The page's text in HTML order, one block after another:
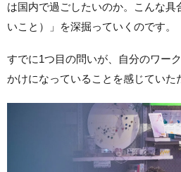
は国内で過ごしたいのか。こんな具
いこと）」を深掘っていくのです。
すでに1つ目の問いが、自分のワー
かけになっていることを感じていた